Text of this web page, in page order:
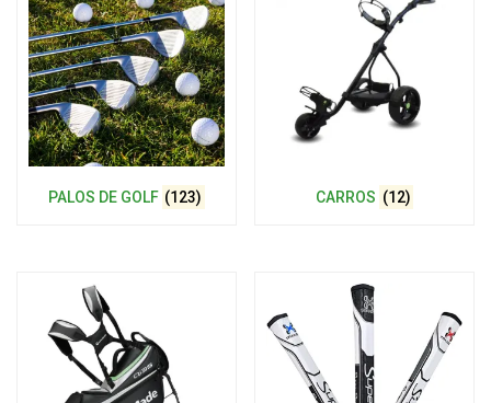
PALOS DE GOLF (123) CARROS (12)